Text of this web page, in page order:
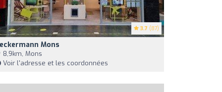
3.7 (87)
Mons
8,9km, Mons
Voir l'adresse et les coordonnées